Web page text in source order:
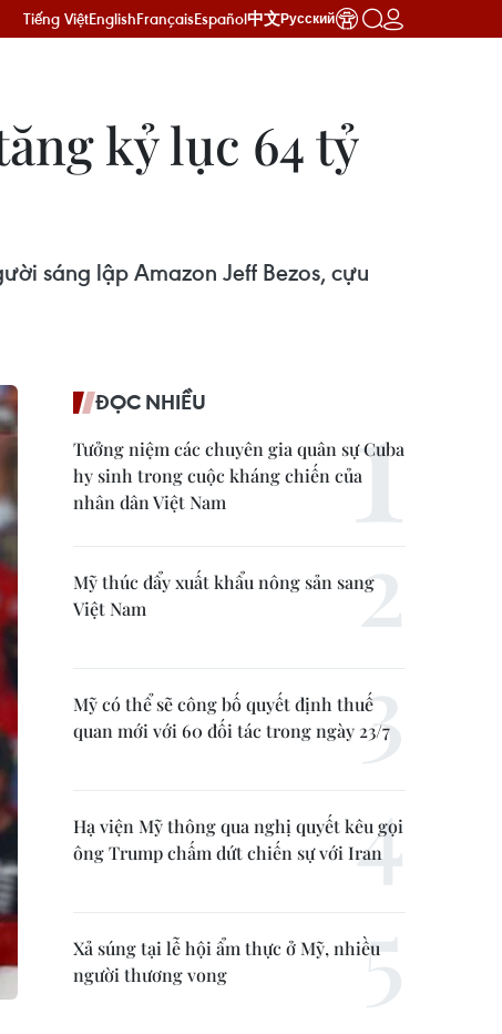
Tiếng ViệtEnglishFrançaisEspañol中文Русский
kỷ lục 64 tỷ
sáng lập Amazon Jeff Bezos, cựu
ĐỌC NHIỀU
Tưởng niệm các chuyên gia quân sự Cuba
hy sinh trong cuộc kháng chiến của
nhân dân Việt Nam
Mỹ thúc đẩy xuất khẩu nông sản sang
Việt Nam
Mỹ có thể sẽ công bố quyết định thuế
quan mới với 60 đối tác trong ngày 23/7
Hạ viện Mỹ thông qua nghị quyết kêu gọi
ông Trump chấm dứt chiến sự với Iran
Xả súng tại lễ hội ẩm thực ở Mỹ, nhiều
người thương vong